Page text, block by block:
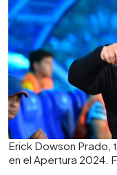
Erick Dowson Prado,
en el Apertura 2024.